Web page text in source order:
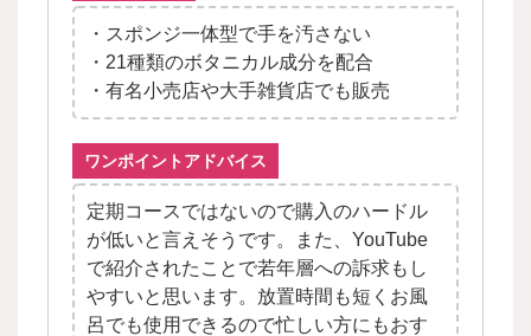
・スポンジ一体型で手を汚さない
・21種類のボタニカル成分を配合
・有名小売店や大手雑貨店でも販売
ワンポイントアドバイス
定期コースではないので購入のハードル
が低いと言えそうです。また、YouTube
で紹介されたことで若年層への訴求もし
やすいと思います。放置時間も短くお風
呂でも使用できるので忙しい方にもおす